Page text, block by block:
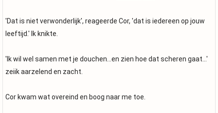
'Dat is niet verwonderlijk', reageerde Cor, 'dat is iedereen op jouw
leeftijd.' Ik knikte.
'Ik wil wel samen met je douchen...en zien hoe dat scheren gaat...'
zeiik aarzelend en zacht.
Cor kwam wat overeind en boog naar me toe.